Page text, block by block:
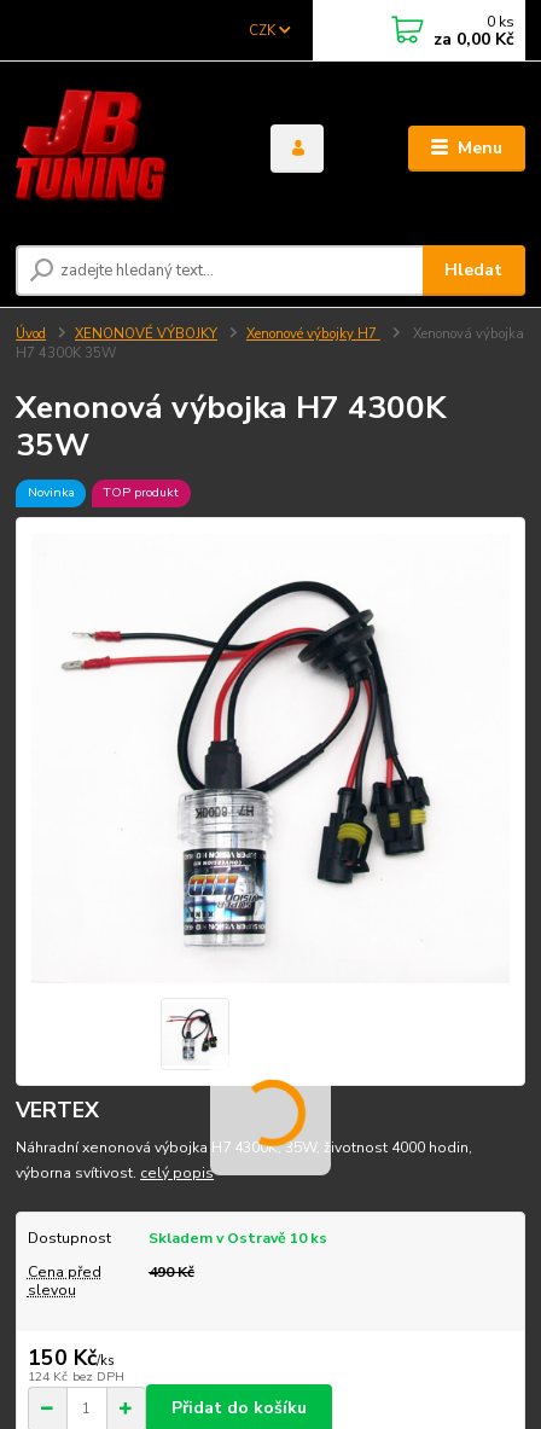
Menu
CZK
Hledat
0 ks
za 0,00 Kč
Úvod XENONOVÉ VÝBOJKY Xenonové výbojky H7
Xenonová výbojka
H7 4300K 35W
Xenonová výbojka H7 4300K
35W
Novinka TOP produkt
VERTEX
Náhradní xenonová výbojka H7 4300K, 35W, životnost 4000 hodin,
výborna svítivost. celý popis
Dostupnost
Skladem v Ostravě 10 ks
Cena před
slevou
490 Kč
150 Kč/ks
124 Kč bez DPH
Přidat do košíku